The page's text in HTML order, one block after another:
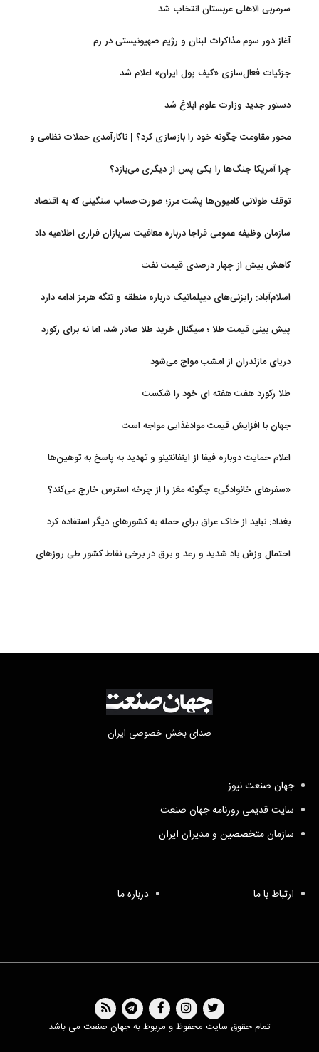
سرمربی الاهلی عربستان انتخاب شد
آغاز دور سوم مذاکرات لبنان و رژیم صهیونیستی در رم
جزئیات فعال‌سازی «کیف پول ایران» اعلام شد
دستور جدید وزارت علوم ابلاغ شد
محور مقاومت چگونه خود را بازسازی کرد؟ | ناکارآمدی حملات نظامی و
تحریم‌ها در فروپاشی شبکه منطقه‌ای ایران
چرا آمریکا جنگ‌ها را یکی پس از دیگری می‌بازد؟
توقف طولانی کامیون‌ها پشت مرز؛ صورت‌حساب سنگینی که به اقتصاد
سازمان وظیفه عمومی فراجا درباره معافیت سربازان فراری اطلاعیه داد
کاهش بیش از چهار درصدی قیمت نفت
اسلام‌آباد: رایزنی‌های دیپلماتیک درباره منطقه و تنگه هرمز ادامه دارد
پیش بینی قیمت طلا ؛ سیگنال خرید طلا صادر شد، اما نه برای رکورد
دریای مازندران از امشب مواج می‌شود
طلا رکورد هفت هفته ای خود را شکست
جهان با افزایش قیمت موادغذایی مواجه است
اعلام حمایت دوباره فیفا از اینفانتینو و تهدید به پاسخ به توهین‌ها
«سفرهای خانوادگی» چگونه مغز را از چرخه استرس خارج می‌کند؟
بغداد: نباید از خاک عراق برای حمله به کشورهای دیگر استفاده کرد
احتمال وزش باد شدید و رعد و برق در برخی نقاط کشور طی روزهای
صدای بخش خصوصی ایران
جهان صنعت نیوز
سایت قدیمی روزنامه جهان صنعت
سازمان متخصصین و مدیران ایران
ارتباط با ما درباره ما
تمام حقوق سایت محفوظ و مربوط به جهان صنعت می باشد